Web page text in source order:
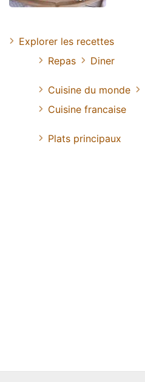
Explorer les recettes
Repas
Diner
Cuisine du monde
Cuisine francaise
Plats principaux